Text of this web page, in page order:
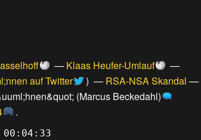
— Klaas Heufer-Umlauf
—
auf Twitter ) — RSA-NSA Skandal —
(Marcus Beckedahl)
.
00:04:33